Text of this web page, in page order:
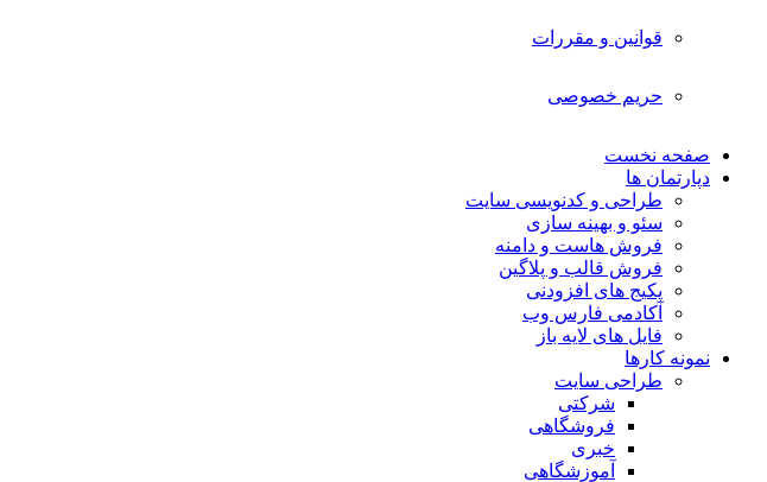
قوانین و مقررات
حریم خصوصی
صفحه نخست
دپارتمان ها
طراحی و کدنویسی سایت
سئو و بهینه سازی
فروش هاست و دامنه
فروش قالب و پلاگین
پکیج های افزودنی
آکادمی فارس وب
فایل های لایه باز
نمونه کارها
طراحی سایت
شرکتی
فروشگاهی
خبری
آموزشگاهی